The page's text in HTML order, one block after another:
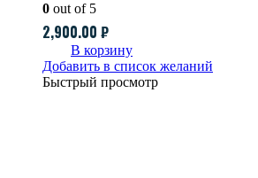
0 out of 5
2,900.00 ₽
В корзину
Добавить в список желаний
Быстрый просмотр